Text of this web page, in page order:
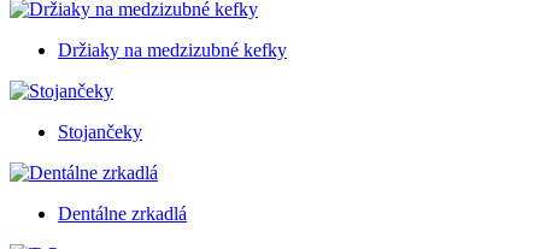
Držiaky na medzizubné kefky
Stojančeky
Dentálne zrkadlá